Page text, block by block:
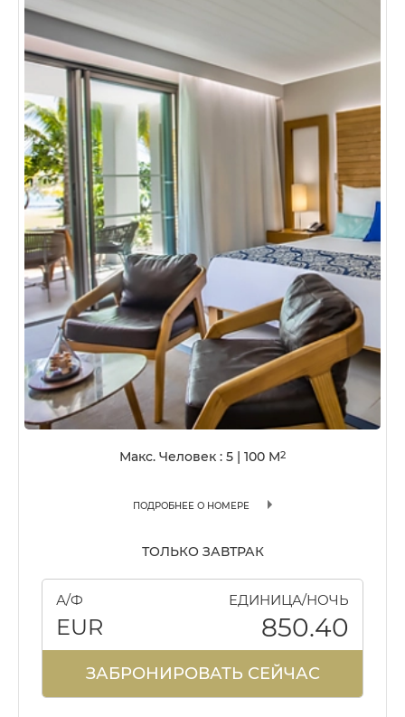
Макс. Человек : 5 | 100 M2
ПОДРОБНЕЕ О НОМЕРЕ
ТОЛЬКО ЗАВТРАК
А/Ф ЕДИНИЦА/НОЧЬ
EUR 850.40
ЗАБРОНИРОВАТЬ СЕЙЧАС